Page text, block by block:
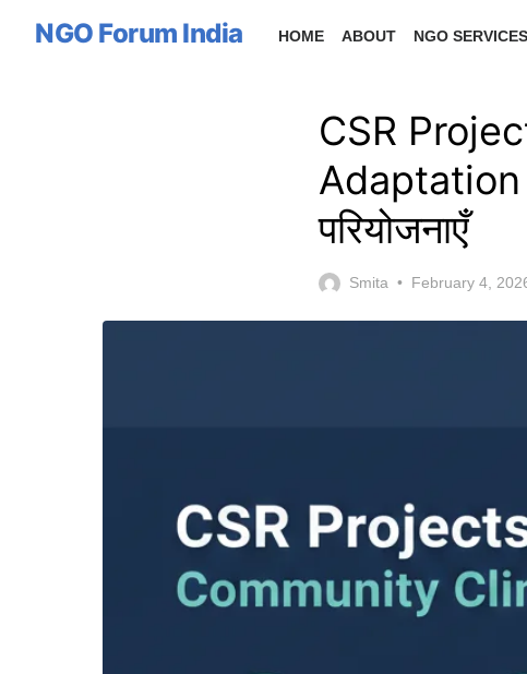
NGO Forum India HOME ABOUT NGO SERVICES
CSR
Adaptation
परियोजनाएँ
Smita
Posted
February 4,